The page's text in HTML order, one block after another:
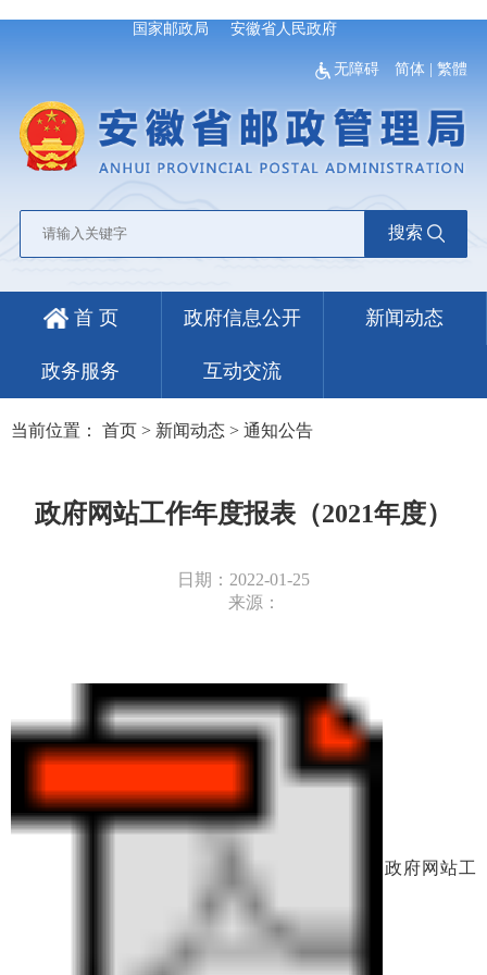
国家邮政局 安徽省人民政府
无障碍 简体 |繁體
搜索
首 页 政府信息公开 新闻动态
政务服务 互动交流
当前位置： 首页 > 新闻动态 > 通知公告
政府网站工作年度报表（2021年度）
日期：2022-01-25
来源：
政府网站工